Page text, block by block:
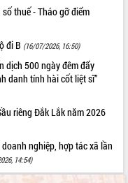
thuế - Tháo gỡ điểm
đi B (16/07/2026, 16:50)
dịch 500 ngày đêm đẩy
danh tính hài cốt liệt sĩ”
riêng Đắk Lắk năm 2026
nghiệp, hợp tác xã lần
14:54)